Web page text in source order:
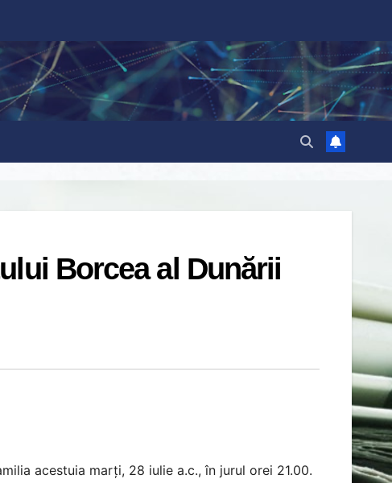
Borcea al Dunării
acestuia marți, 28 iulie a.c., în jurul orei 21.00.